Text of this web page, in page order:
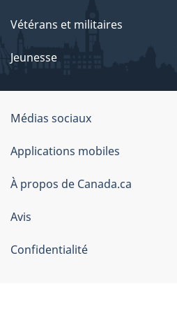
Vétérans et militaires
Jeunesse
Organisation
du
gouvernement
du
Canada
Médias sociaux
Applications mobiles
À propos de Canada.ca
Avis
Confidentialité